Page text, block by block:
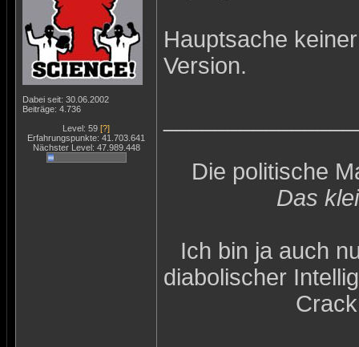
Dabei seit: 30.06.2002
Beiträge: 4.736
Level: 59 [?]
Erfahrungspunkte: 41.703.641
Nächster Level: 47.989.448
Hauptsache
Version.
Die politische
Das
Ich bin ja auch
diabolischer